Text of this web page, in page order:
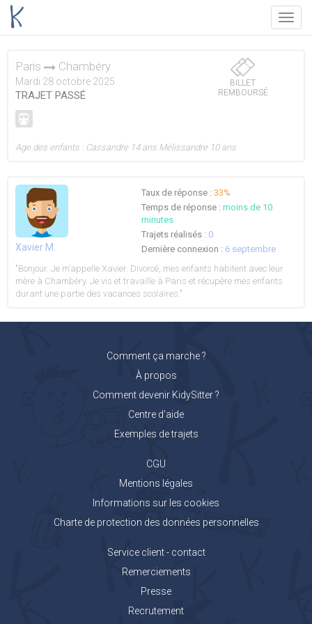
Menu
Paris Chambéry
Mardi 28 octobre 2025
TRAJET PASSÉ
BILLET
REMBOURSÉ
Age des enfants : Cassandre 14 ans Mélissandre 10 ans
Xavier M.
Taux de réponse : 33%
Temps de réponse : moins de 10
minutes
Trajets réalisés : 0
Dernière connexion : 6 septembre
"Bonjour. Je m’appelle Xavier. Divorcé, mes enfants habitent avec leur
mère à Chambéry. Je vis et travaille à Paris et récupère mes enfants
durant une partie des vacances scolaires."
Comment ça marche ?
À propos
Comment devenir KidySitter ?
Centre d'aide
Exemples de trajets
CGU
Mentions légales
Informations sur les cookies
Charte de protection des données personnelles
Service client - contact
Remerciements
Presse
Recrutement